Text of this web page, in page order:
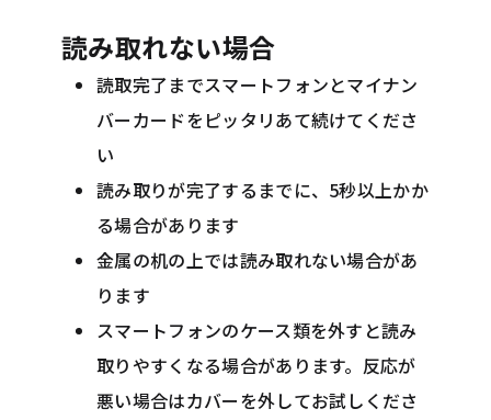
読み取れない場合
読取完了までスマートフォンとマイナン
バーカードをピッタリあて続けてくださ
い
読み取りが完了するまでに、5秒以上かか
る場合があります
金属の机の上では読み取れない場合があ
ります
スマートフォンのケース類を外すと読み
取りやすくなる場合があります。反応が
悪い場合はカバーを外してお試しくださ